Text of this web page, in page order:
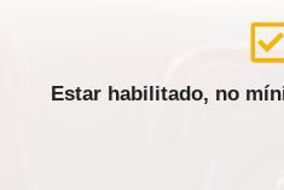
Estar habilitado, no